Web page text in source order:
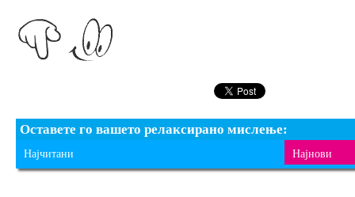
Оставете го вашето релаксирано мислење:
Најчитани Најнови